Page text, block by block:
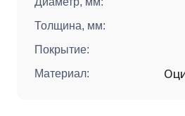
Толщина, мм:
Покрытие:
Материал: